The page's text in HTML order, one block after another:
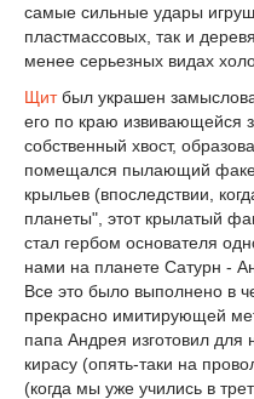
самые сильные удары
пластмассовых, так и
менее серьезных видах
Щитбыл украшен
его по краю извивающейся
собственный хвост,
помещался пылающий
крыльев (впоследствии,
планеты", этот крылатый
стал гербом основателя
нами на планете Сатурн -
Все это было выполнено в
прекрасно имитирующей
папа Андрея изготовил для
кирасу (опять-таки на
(когда мы уже учились в